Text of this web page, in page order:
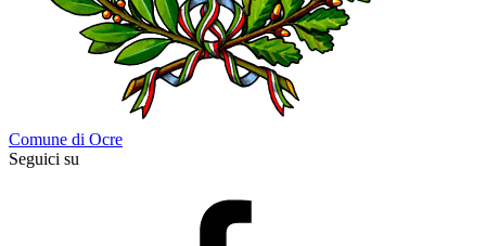
Comune di Ocre
Seguici su